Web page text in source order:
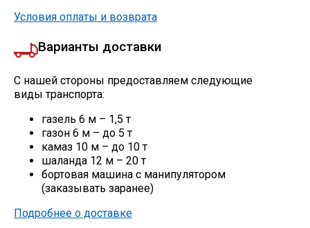
Условия оплаты и возврата
Варианты доставки
С нашей стороны предоставляем следующие
виды транспорта:
газель 6 м – 1,5 т
газон 6 м – до 5 т
камаз 10 м – до 10 т
шаланда 12 м – 20 т
бортовая машина с манипулятором
(заказывать заранее)
Подробнее о доставке